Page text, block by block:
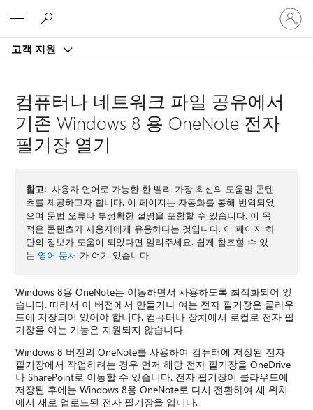
고객 지원
귀
하
계
그
인
컴퓨터나 네트워크 파일 공유에서
기존 Windows 8 용 OneNote 전자
필기장 열기
참고: 사용자 언어로 가능한 한 빨리 가장 최신의 도움말 콘텐
츠를 제공하고자 합니다. 이 페이지는 자동화를 통해 번역되었
으며 문법 오류나 부정확한 설명을 포함할 수 있습니다. 이 목
적은 콘텐츠가 사용자에게 유용하다는 것입니다. 이 페이지 하
단의 정보가 도움이 되었다면 알려주세요. 쉽게 참조할 수 있
는 영어 문서 가 여기 있습니다.
Windows 8용 OneNote는 이동하면서 사용하도록 최적화되어 있
습니다. 따라서 이 버전에서 만들거나 여는 전자 필기장은 클라우
드에 저장되어 있어야 합니다. 컴퓨터나 장치에서 로컬로 전자 필
기장을 여는 기능은 지원되지 않습니다.
Windows 8 버전의 OneNote를 사용하여 컴퓨터에 저장된 전자
필기장에서 작업하려는 경우 먼저 해당 전자 필기장을 OneDrive
나 SharePoint로 이동할 수 있습니다. 전자 필기장이 클라우드에
저장된 후에는 Windows 8용 OneNote로 다시 전환하여 새 위치
에서 새로 업로드된 전자 필기장을 엽니다.